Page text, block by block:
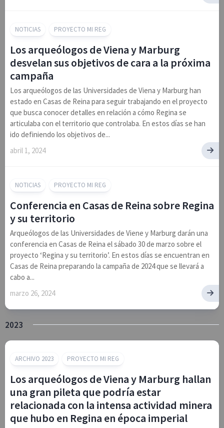
NOTICIAS PROYECTO MI REG
Los arqueólogos de Viena y Marburg
desvelan sus objetivos de cara a la próxima
campaña
Los arqueólogos de las Universidades de Viena y Marburg han
estado en Casas de Reina para seguir trabajando en el proyecto
que busca conocer detalles en relación a cómo Regina se
articulaba con el territorio que controlaba. En estos días se han
ido definiendo los objetivos de...
abril 1, 2024
NOTICIAS PROYECTO MI REG
Conferencia en Casas de Reina sobre Regina
y su territorio
Arqueólogos de las Universidades de Viene y Marburg darán una
conferencia en Casas de Reina el sábado 30 de marzo sobre el
proyecto ‘Regina y su territorio’. En estos días se encuentran en
Casas de Reina preparando la campaña de 2024 que se llevará a
cabo a...
marzo 26, 2024
2023
ARCHIVO 2023 PROYECTO MI REG
Los arqueólogos de Viena y Marburg hallan
una gran pileta que podría estar
relacionada con la intensa actividad minera
que hubo en Regina en época imperial